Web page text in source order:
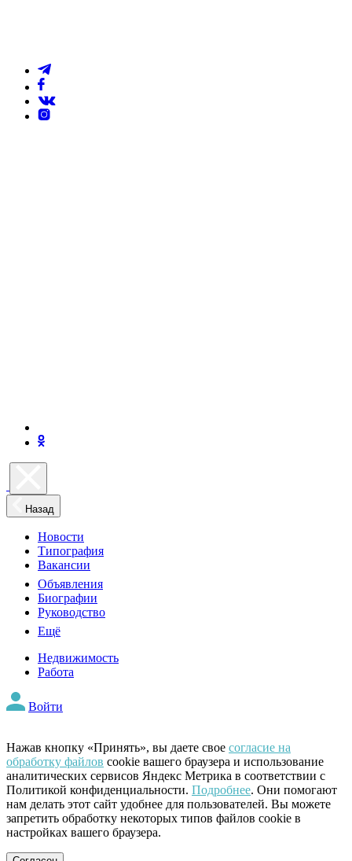
Назад
Новости
Типография
Вакансии
Объявления
Биографии
Руководство
Ещё
Недвижимость
Работа
Войти
Нажав кнопку «Принять», вы даете свое согласие на
обработку файлов cookie вашего браузера и использование
аналитических сервисов Яндекс Метрика в соответствии с
Политикой конфиденциальности. Подробнее. Они помогают
нам делать этот сайт удобнее для пользователей. Вы можете
запретить обработку некоторых типов файлов cookie в
настройках вашего браузера.